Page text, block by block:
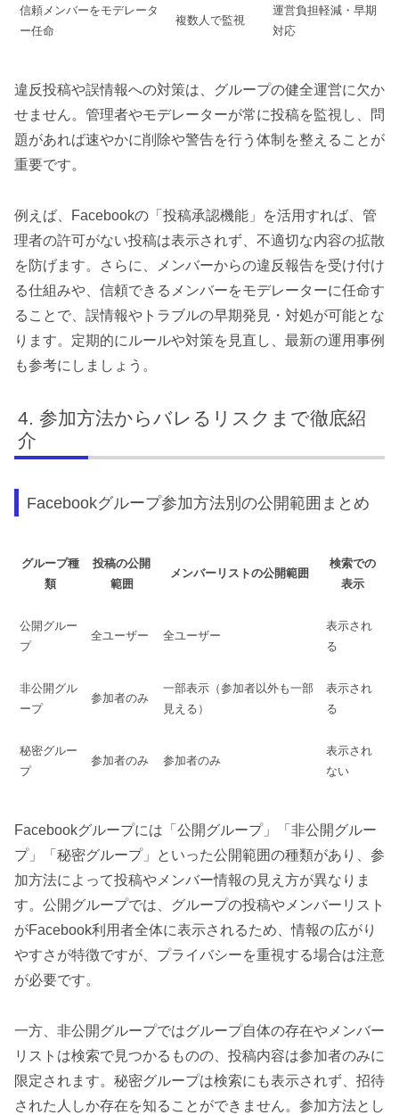
信頼メンバーをモデレータ
ー任命
複数人で監視
運営負担軽減・早期
対応
違反投稿や誤情報への対策は、グループの健全運営に欠か
せません。管理者やモデレーターが常に投稿を監視し、問
題があれば速やかに削除や警告を行う体制を整えることが
重要です。
例えば、Facebookの「投稿承認機能」を活用すれば、管
理者の許可がない投稿は表示されず、不適切な内容の拡散
を防げます。さらに、メンバーからの違反報告を受け付け
る仕組みや、信頼できるメンバーをモデレーターに任命す
ることで、誤情報やトラブルの早期発見・対処が可能とな
ります。定期的にルールや対策を見直し、最新の運用事例
も参考にしましょう。
参加方法からバレるリスクまで徹底紹
介
Facebookグループ参加方法別の公開範囲まとめ
グループ種
類
投稿の公開
範囲
メンバーリストの公開範囲
検索での
表示
公開グルー
プ
全ユーザー 全ユーザー
表示され
る
非公開グル
ープ
参加者のみ
一部表示（参加者以外も一部
見える）
表示され
る
秘密グルー
プ
参加者のみ 参加者のみ
表示され
ない
Facebookグループには「公開グループ」「非公開グルー
プ」「秘密グループ」といった公開範囲の種類があり、参
加方法によって投稿やメンバー情報の見え方が異なりま
す。公開グループでは、グループの投稿やメンバーリスト
がFacebook利用者全体に表示されるため、情報の広がり
やすさが特徴ですが、プライバシーを重視する場合は注意
が必要です。
一方、非公開グループではグループ自体の存在やメンバー
リストは検索で見つかるものの、投稿内容は参加者のみに
限定されます。秘密グループは検索にも表示されず、招待
された人しか存在を知ることができません。参加方法とし